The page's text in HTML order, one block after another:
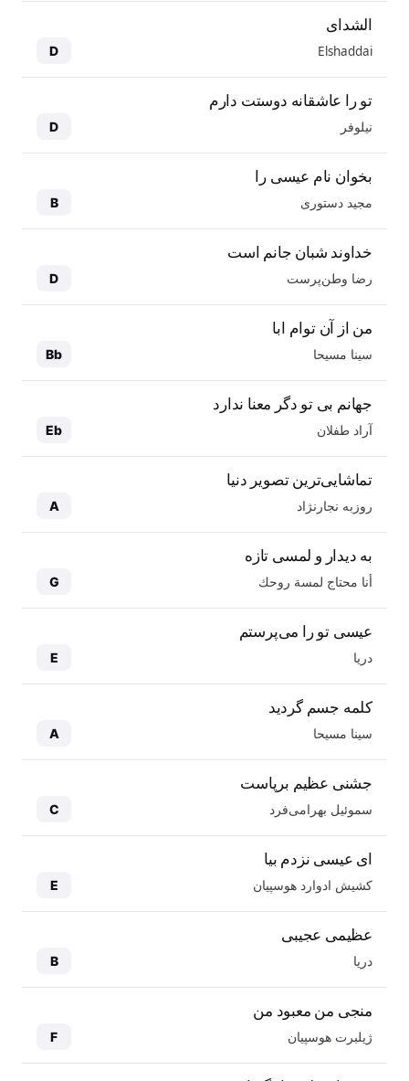
الشدای
Elshaddai
D
تو را عاشقانه دوستت دارم
نیلوفر D
بخوان نام عیسی را
مجید دستوری B
خداوند شبان جانم است
رضا وطن‌پرست D
من از آن توام ابا
سینا مسیحا Bb
جهانم بی تو دگر معنا ندارد
آراد طفلان Eb
تماشایی‌ترین تصویر دنیا
روزبه نجارنژاد A
به دیدار و لمسی تازه
أنا محتاج لمسة روحك G
عیسی تو را می‌پرستم
دریا E
کلمه جسم گردید
سینا مسیحا A
جشنی عظیم برپاست
سموئیل بهرامی‌فرد C
ای عیسی نزدم بیا
کشیش ادوارد هوسپیان E
عظیمی عجیبی
دریا B
منجی من معبود من
ژیلبرت هوسپیان F